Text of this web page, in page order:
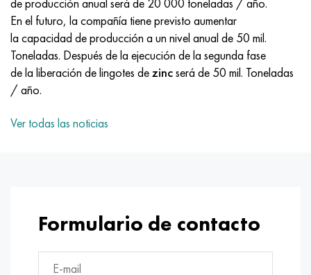
En el futuro, la compañía tiene previsto aumentar
la capacidad de producción a un nivel anual de 50 mil.
Toneladas. Después de la ejecución de la segunda fase
de la liberación de lingotes dezincserá de 50 mil. Toneladas
/ año.
Ver todas las noticias
Formulario de contacto
multimetro n155
Nicrofer 5923 hMo
Nicrofer 6030
Nitronik 75
Nimonic 80a
68NKhVKTYu
79NM, Lupa 7904
80NM
Tipos de aleaciones de precisión
termobimetales
XN70YU
HN75MBTYu
XN75TBYu
HN80TBY
N65M, EP982
TL5
A LAS 6
TS-6
1.4570-aisi303Cu
1.4574 - Aleación PH 15-7 Mo®
1.4580 - AISI 316Cb
Aleación 254smo® - 1.4547
Aleación 926 - 1.4529
18X11MNFB
18X12VMBFR
20X12VNMF
40X10X2M
40Х9С2
30hgs, 30hgs
30hgsa, 30hgsa
30hgsn2a, 30hgsna
35hgs, 35hgs
35hgsa, 35hgsa